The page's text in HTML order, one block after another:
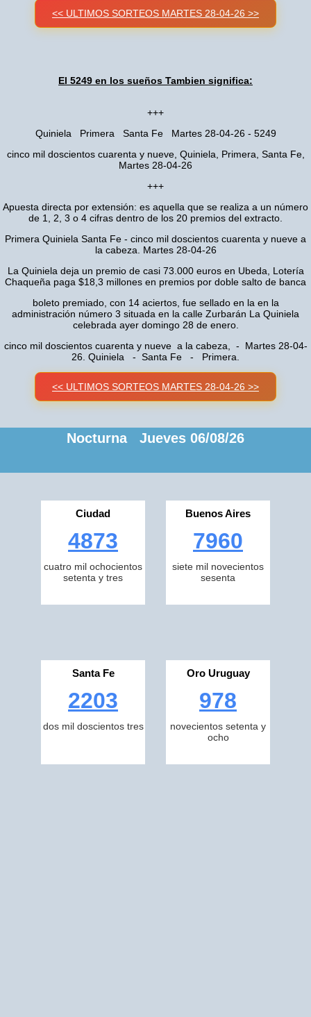
<< ULTIMOS SORTEOS MARTES 28-04-26 >>
El 5249 en los sueños Tambien significa:
+++
Quiniela Primera Santa Fe Martes 28-04-26 - 5249
cinco mil doscientos cuarenta y nueve, Quiniela, Primera, Santa Fe,
Martes 28-04-26
+++
Apuesta directa por extensión: es aquella que se realiza a un número
de 1, 2, 3 o 4 cifras dentro de los 20 premios del extracto.
Primera Quiniela Santa Fe - cinco mil doscientos cuarenta y nueve a
la cabeza. Martes 28-04-26
La Quiniela deja un premio de casi 73.000 euros en Ubeda, Lotería
Chaqueña paga $18,3 millones en premios por doble salto de banca
boleto premiado, con 14 aciertos, fue sellado en la en la
administración número 3 situada en la calle Zurbarán La Quiniela
celebrada ayer domingo 28 de enero.
cinco mil doscientos cuarenta y nueve a la cabeza, - Martes 28-04-
26. Quiniela - Santa Fe - Primera.
<< ULTIMOS SORTEOS MARTES 28-04-26 >>
Nocturna Jueves 06/08/26
Ciudad
4873
cuatro mil ochocientos
setenta y tres
Buenos Aires
7960
siete mil novecientos
sesenta
Santa Fe
2203
dos mil doscientos tres
Oro Uruguay
978
novecientos setenta y
ocho